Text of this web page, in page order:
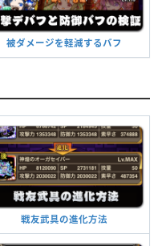
被ダメージを軽減するバフ
戦友武具の進化方法